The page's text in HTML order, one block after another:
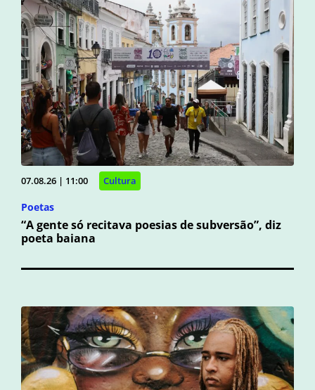
07.08.26 | 11:00 Cultura
Poetas
“A gente só recitava poesias de subversão”, diz
poeta baiana